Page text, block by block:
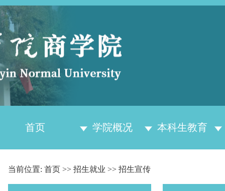
首页 学院概况 本科生教育
当前位置: 首页 >> 招生就业 >> 招生宣传